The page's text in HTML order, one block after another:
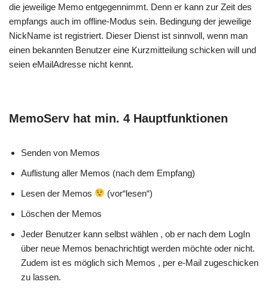
die jeweilige Memo entgegennimmt. Denn er kann zur Zeit des
empfangs auch im offline-Modus sein. Bedingung der jeweilige
NickName ist registriert. Dieser Dienst ist sinnvoll, wenn man
einen bekannten Benutzer eine Kurzmitteilung schicken will und
seien eMailAdresse nicht kennt.
MemoServ hat min. 4 Hauptfunktionen
Senden von Memos
Auflistung aller Memos (nach dem Empfang)
Lesen der Memos
(vor“lesen“)
Löschen der Memos
Jeder Benutzer kann selbst wählen , ob er nach dem LogIn
über neue Memos benachrichtigt werden möchte oder nicht.
Zudem ist es möglich sich Memos , per e-Mail zugeschicken
zu lassen.